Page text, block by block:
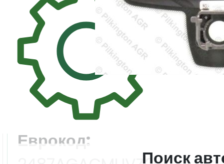
Поиск
Цена:27403.0 ₽
Еврокод: